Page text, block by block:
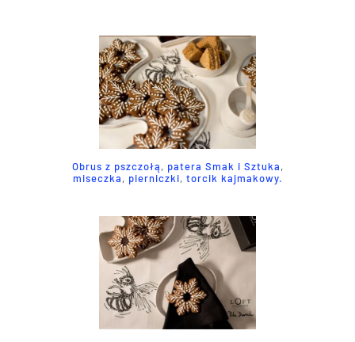
Obrus z pszczołą, patera Smak i Sztuka,
miseczka, pierniczki, torcik kajmakowy.